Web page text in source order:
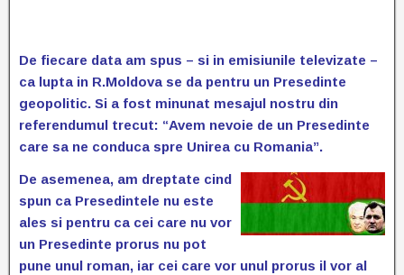
De fiecare data am spus – si in emisiunile televizate –
ca lupta in R.Moldova se da pentru un Presedinte
geopolitic. Si a fost minunat mesajul nostru din
referendumul trecut: “Avem nevoie de un Presedinte
care sa ne conduca spre Unirea cu Romania”.
De asemenea, am dreptate cind
spun ca Presedintele nu este
ales si pentru ca cei care nu vor
un Presedinte prorus nu pot
pune unul roman, iar cei care vor unul prorus il vor al